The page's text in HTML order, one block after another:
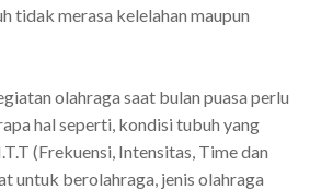
tidak merasa kelelahan maupun
olahraga saat bulan puasa perlu
hal seperti, kondisi tubuh yang
(Frekuensi, Intensitas, Time dan
untuk berolahraga, jenis olahraga